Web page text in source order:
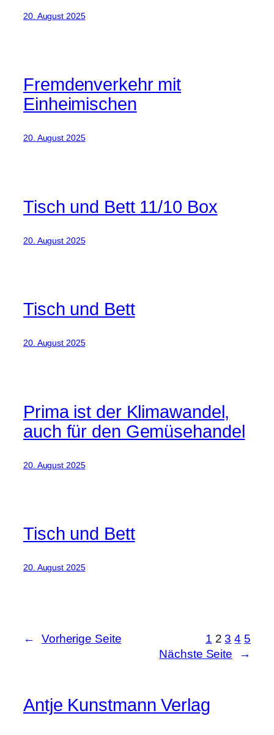
20. August 2025
Fremdenverkehr mit
Einheimischen
20. August 2025
Tisch und Bett 11/10 Box
20. August 2025
Tisch und Bett
20. August 2025
Prima ist der Klimawandel,
auch für den Gemüsehandel
20. August 2025
Tisch und Bett
20. August 2025
← Vorherige Seite 1 2 3 4 5
Nächste Seite
→
Antje Kunstmann Verlag